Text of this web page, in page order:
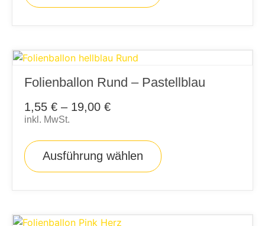
Folienballon Rund – Pastellblau
1,55 € – 19,00 €
inkl. MwSt.
Ausführung wählen